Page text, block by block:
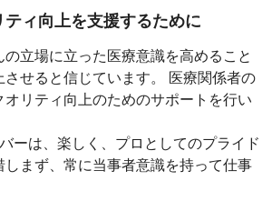
ティ向上を支援するために
立場に立った医療意識を高めること
させると信じています。 医療関係者の
リティ向上のためのサポートを行い
ーは、楽しく、プロとしてのプライド
しまず、常に当事者意識を持って仕事